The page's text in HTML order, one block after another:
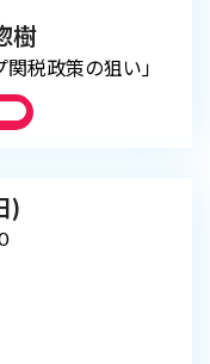
樹
税政策の狙い」
)